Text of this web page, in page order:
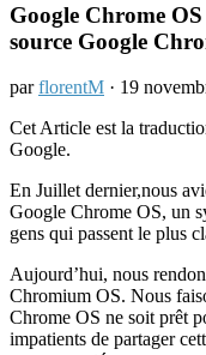
Google Chrome
source Google
parflorentM · 19
Cet Article est la
Google.
En Juillet dernier,nous
Google Chrome OS, un
gens qui passent le plus
Aujourd’hui, nous
Chromium OS. Nous
Chrome OS ne soit prêt
impatients de partager